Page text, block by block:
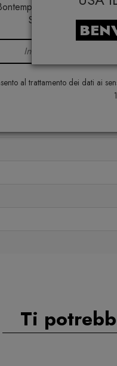
Casa, Samsonite,
Samsung, Faber,
al trattamento dei dati ai
Ti